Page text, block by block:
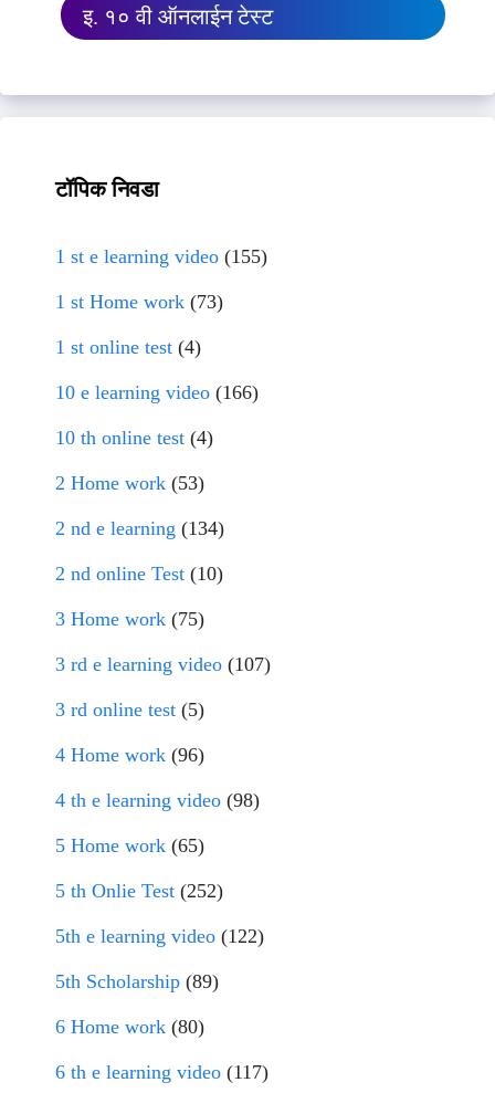
इ. १० वी ऑनलाईन टेस्ट
टॉपिक निवडा
1 st e learning video (155)
1 st Home work (73)
1 st online test (4)
10 e learning video (166)
10 th online test (4)
2 Home work (53)
2 nd e learning (134)
2 nd online Test (10)
3 Home work (75)
3 rd e learning video (107)
3 rd online test (5)
4 Home work (96)
4 th e learning video (98)
5 Home work (65)
5 th Onlie Test (252)
5th e learning video (122)
5th Scholarship (89)
6 Home work (80)
6 th e learning video (117)